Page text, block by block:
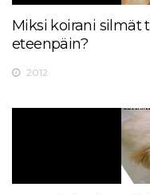
Miksi koirani silmät
eteenpäin?
2012